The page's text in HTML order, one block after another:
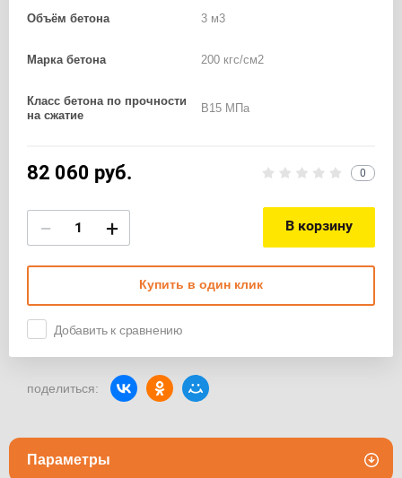
Объём бетона 3 м3
Марка бетона 200 кгс/см2
Класс бетона по прочности
на сжатие
B15 МПа
82 060 руб. 0
− + В корзину
Купить в один клик
Добавить к сравнению
поделиться:
Параметры